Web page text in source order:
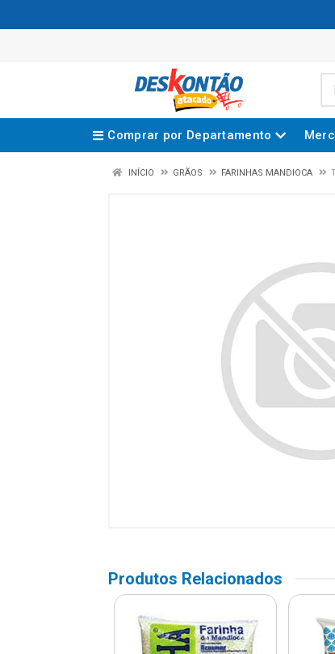
Comprar por Departamento
INÍCIO GRÃOS FARINHAS MANDIOCA
Produtos Relacionados